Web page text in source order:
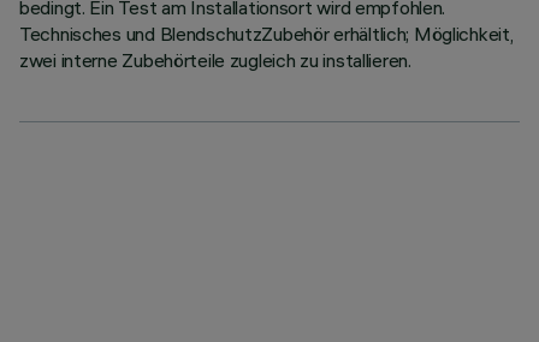
bedingt. Ein Test am Installationsort wird empfohlen.
Technisches und BlendschutzZubehör erhältlich; Möglichkeit,
zwei interne Zubehörteile zugleich zu installieren.